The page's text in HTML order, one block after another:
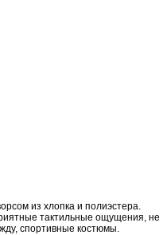
из хлопка и полиэстера.
тактильные ощущения, не
спортивные костюмы.